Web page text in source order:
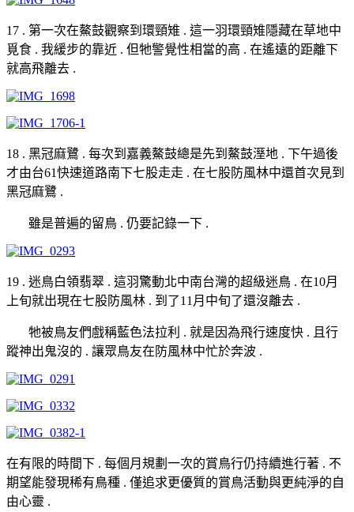
17 . 第一次在鰲鼓觀察到環頸雉 . 這一羽環頸雉隱藏在草地中
覓食 . 我緩步的靠近 . 但牠警覺性相當的高 . 在遙遠的距離下
就高飛離去 .
18 . 黑冠麻鷺 . 每次到嘉義鰲鼓總是先到鰲鼓溼地 . 下午過後
才由台61快速道路南下七股走走 . 在七股防風林中還首次見到
黑冠麻鷺 .
雖是普遍的留鳥 . 仍要記錄一下 .
19 . 迷鳥白領翡翠 . 這羽驚動北中南台灣的超級迷鳥 . 在10月
上旬就出現在七股防風林 . 到了11月中旬了還沒離去 .
牠被鳥友們戲稱藍色法拉利 . 就是因為飛行速度快 . 且行
蹤神出鬼沒的 . 讓眾鳥友在防風林中忙於奔波 .
在有限的時間下 . 每個月規劃一次的賞鳥行仍持續進行著 . 不
期望能發現稀有鳥種 . 僅追求更優質的賞鳥活動與更純淨的自
由心靈 .